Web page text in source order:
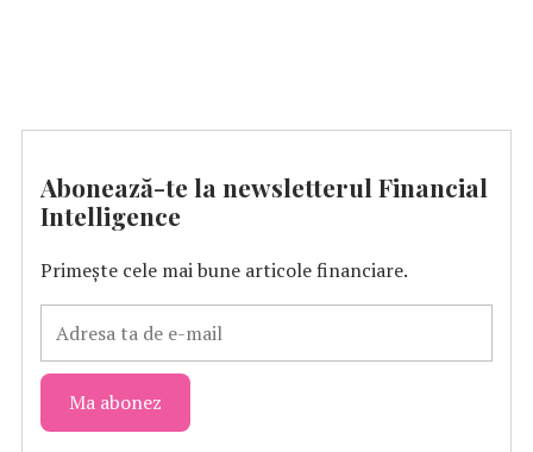
Abonează-te la newsletterul Financial
Intelligence
Primește cele mai bune articole financiare.